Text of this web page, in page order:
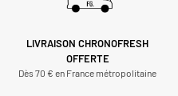
LIVRAISON CHRONOFRESH
OFFERTE
Dès 70 € en France métropolitaine